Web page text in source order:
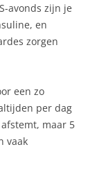
avonds zijn je
en
zorgen
een zo
per dag
maar 5
vaak